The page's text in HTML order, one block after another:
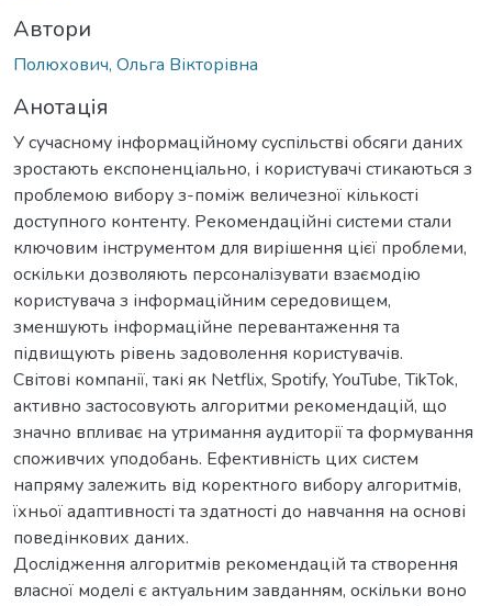
Автори
Полюхович, Ольга Вікторівна
Анотація
У сучасному інформаційному суспільстві обсяги даних
зростають експоненціально, і користувачі стикаються з
проблемою вибору з-поміж величезної кількості
доступного контенту. Рекомендаційні системи стали
ключовим інструментом для вирішення цієї проблеми,
оскільки дозволяють персоналізувати взаємодію
користувача з інформаційним середовищем,
зменшують інформаційне перевантаження та
підвищують рівень задоволення користувачів.
Світові компанії, такі як Netflix, Spotify, YouTube, TikTok,
активно застосовують алгоритми рекомендацій, що
значно впливає на утримання аудиторії та формування
споживчих уподобань. Ефективність цих систем
напряму залежить від коректного вибору алгоритмів,
їхньої адаптивності та здатності до навчання на основі
поведінкових даних.
Дослідження алгоритмів рекомендацій та створення
власної моделі є актуальним завданням, оскільки воно